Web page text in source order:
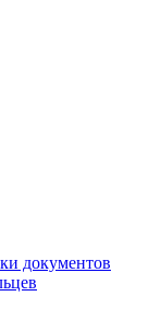
документов